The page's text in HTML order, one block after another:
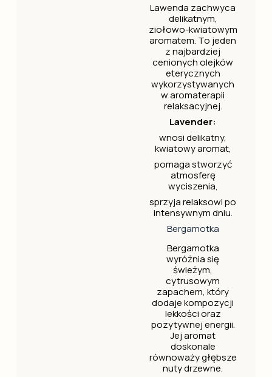
Lawenda zachwyca
delikatnym,
ziołowo-kwiatowym
aromatem. To jeden
z najbardziej
cenionych olejków
eterycznych
wykorzystywanych
w aromaterapii
relaksacyjnej.
Lavender:
wnosi delikatny,
kwiatowy aromat,
pomaga stworzyć
atmosferę
wyciszenia,
sprzyja relaksowi po
intensywnym dniu.
Bergamotka
Bergamotka
wyróżnia się
świeżym,
cytrusowym
zapachem, który
dodaje kompozycji
lekkości oraz
pozytywnej energii.
Jej aromat
doskonale
równoważy głębsze
nuty drzewne.